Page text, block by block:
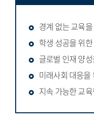
경계 없는 교육
학생 성공을 위
글로벌 인재 양
미래사회 대응을
지속 가능한 교